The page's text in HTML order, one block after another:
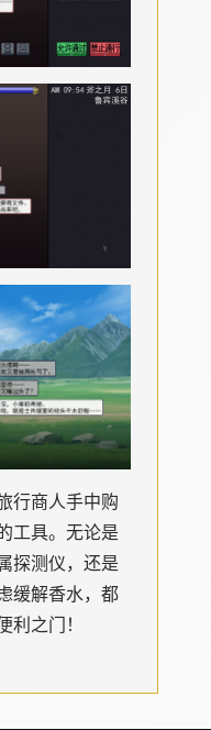
行商人手中购
工具。无论是
探测仪，还是
缓解香水，都
之门！